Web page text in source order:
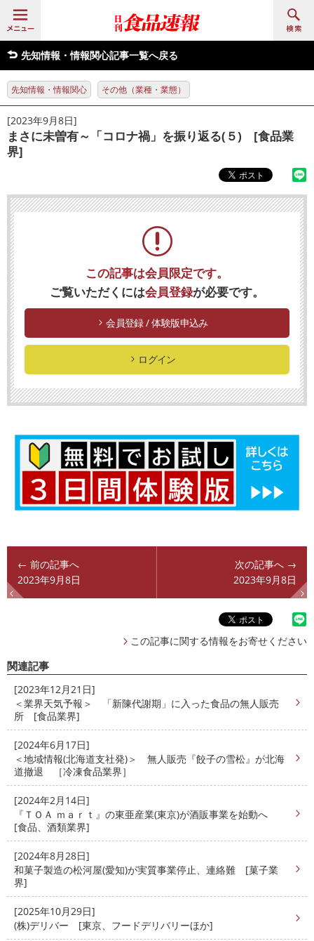
先知情報・情報関心記事一覧へ戻る
先知情報・情報関心 その他（業種・業態）
[2023年9月8日]
まさに未曽有～「コロナ禍」を振り返る(５) [食品業
界]
この記事は会員限定です。
ご覧いただくには会員登録が必要です。
会員登録 / 体験版申込み
ログイン
← 前の記事へ
2023年9月8日
次の記事へ →
2023年9月8日
この記事に関する情報をお寄せください
関連記事
[2023年12月21日]
＜業界天気予報＞ 「新陳代謝期」に入った食品の無人販売
所 [食品業界]
[2024年6月17日]
＜地域情報(北海道支社発)＞ 無人販売『餃子の雪松』が北海
道撤退 ［冷凍食品業界］
[2024年2月14日]
『ＴＯＡ ｍａｒｔ』の東亜産業(東京)が酒販事業を始動へ
[食品、酒類業界]
[2024年8月28日]
和菓子製造の松河屋(愛知)が実質事業停止、連絡難 [菓子業
界]
[2025年10月29日]
(株)デリバー [東京、フードデリバリーほか]